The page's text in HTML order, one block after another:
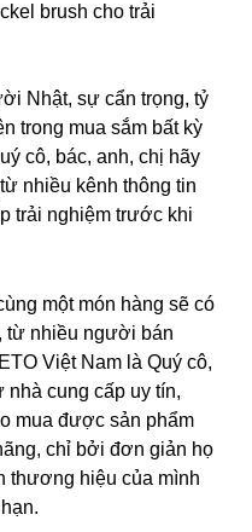
brush cho trải
Nhật, sự cẩn trọng, tỷ
trong mua sắm bất kỳ
cô, bác, anh, chị hãy
nhiều kênh thông tin
trải nghiệm trước khi
một món hàng sẽ có
từ nhiều người bán
Việt Nam là Quý cô,
nhà cung cấp uy tín,
mua được sản phẩm
chỉ bởi đơn giản họ
thương hiệu của mình